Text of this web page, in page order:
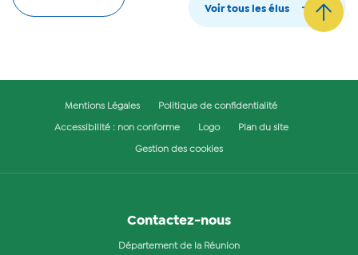
Voir tous les élus
Mentions Légales Politique de confidentialité
Accessibilité : non conforme Logo Plan du site
Gestion des cookies
Contactez-nous
Département de la Réunion